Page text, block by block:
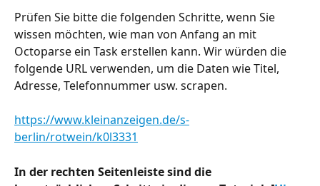
Prüfen Sie bitte die folgenden Schritte, wenn Sie
wissen möchten, wie man von Anfang an mit
Octoparse ein Task erstellen kann. Wir würden die
folgende URL verwenden, um die Daten wie Titel,
Adresse, Telefonnummer usw. scrapen.
https://www.kleinanzeigen.de/s-
berlin/rotwein/k0l3331
In der rechten Seitenleiste sind die